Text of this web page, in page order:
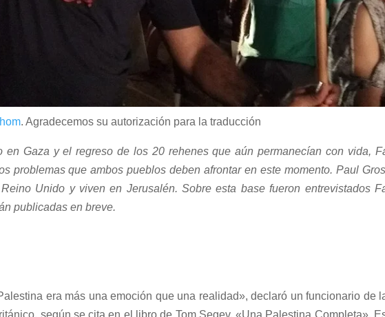
. Agradecemos su autorización para la traducción
en Gaza y el regreso de los 20 rehenes que aún permanecían con vida,
problemas que ambos pueblos deben afrontar en este momento. Paul
Unido y viven en Jerusalén. Sobre esta base fueron entrevistados
publicadas en breve.
era más una emoción que una realidad», declaró un funcionario de
según se cita en el libro de Tom Segev, «Una Palestina Completa».